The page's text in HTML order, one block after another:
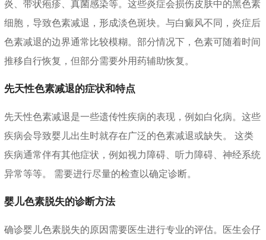
炎、带状疱疹、真菌感染等。这些炎症会损伤皮肤中的黑色素
细胞，导致色素减退，形成淡色斑块。与白癜风不同，炎症后
色素减退的边界通常比较模糊。部分情况下，色素可随着时间
推移自行恢复，但部分需要外用药辅助恢复。
先天性色素减退的症状和特点
先天性色素减退是一些遗传性疾病的表现，例如白化病。这些
疾病会导致婴儿出生时就存在广泛的色素减退或缺失。 这类
疾病通常伴有其他症状，例如视力障碍、听力障碍、神经系统
异常等等。 需要进行尽量的检查以确定诊断。
婴儿色素脱失的诊断方法
确诊婴儿色素脱失的原因需要医生进行专业的评估。医生会仔